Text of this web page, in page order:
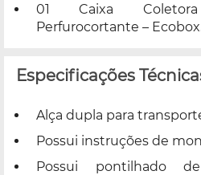
01 Caixa
Perfurocortante –
Especificações
Alça dupla para
Possui instruções de
Possui pontilhado